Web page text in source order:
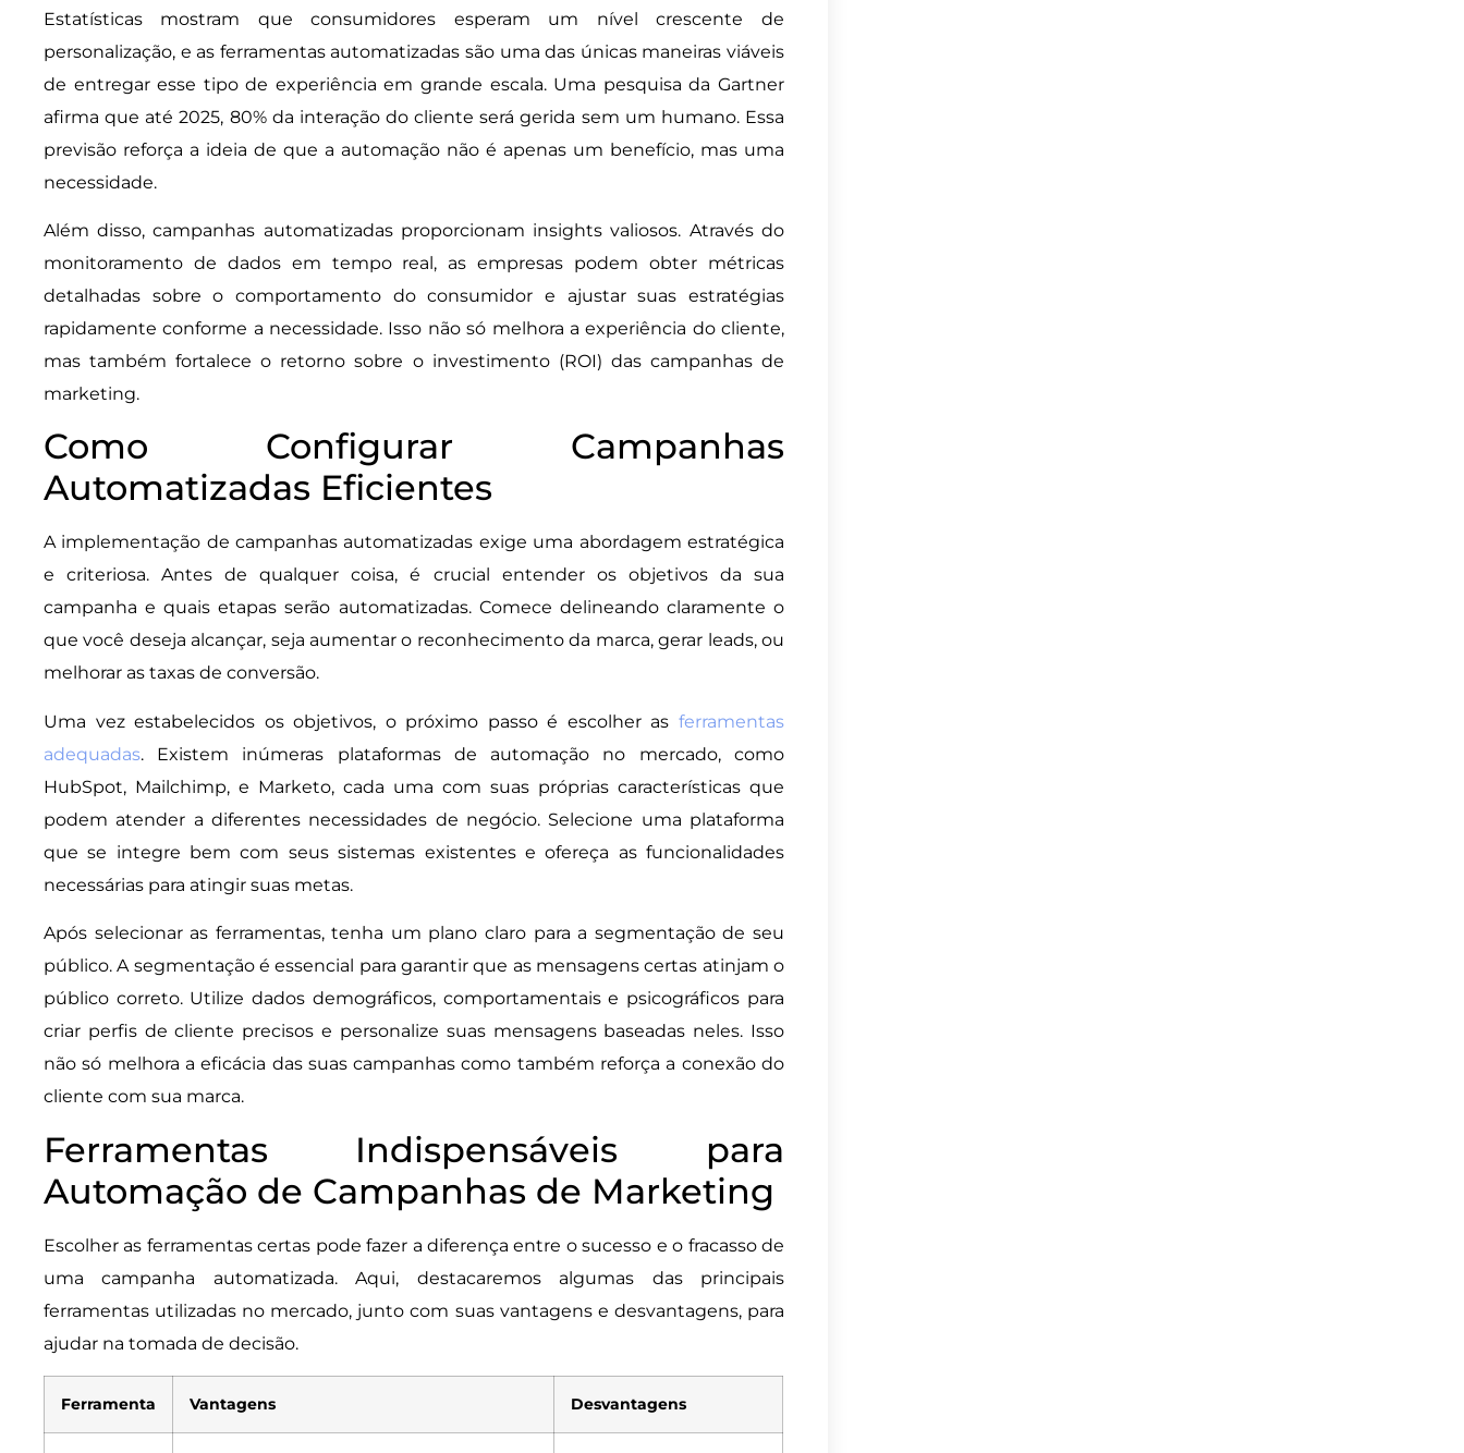
Estatísticas mostram que consumidores esperam um nível crescente de
personalização, e as ferramentas automatizadas são uma das únicas maneiras viáveis
de entregar esse tipo de experiência em grande escala. Uma pesquisa da Gartner
afirma que até 2025, 80% da interação do cliente será gerida sem um humano. Essa
previsão reforça a ideia de que a automação não é apenas um benefício, mas uma
necessidade.
Além disso, campanhas automatizadas proporcionam insights valiosos. Através do
monitoramento de dados em tempo real, as empresas podem obter métricas
detalhadas sobre o comportamento do consumidor e ajustar suas estratégias
rapidamente conforme a necessidade. Isso não só melhora a experiência do cliente,
mas também fortalece o retorno sobre o investimento (ROI) das campanhas de
marketing.
Como Configurar Campanhas
Automatizadas Eficientes
A implementação de campanhas automatizadas exige uma abordagem estratégica
e criteriosa. Antes de qualquer coisa, é crucial entender os objetivos da sua
campanha e quais etapas serão automatizadas. Comece delineando claramente o
que você deseja alcançar, seja aumentar o reconhecimento da marca, gerar leads, ou
melhorar as taxas de conversão.
Uma vez estabelecidos os objetivos, o próximo passo é escolher as ferramentas
adequadas. Existem inúmeras plataformas de automação no mercado, como
HubSpot, Mailchimp, e Marketo, cada uma com suas próprias características que
podem atender a diferentes necessidades de negócio. Selecione uma plataforma
que se integre bem com seus sistemas existentes e ofereça as funcionalidades
necessárias para atingir suas metas.
Após selecionar as ferramentas, tenha um plano claro para a segmentação de seu
público. A segmentação é essencial para garantir que as mensagens certas atinjam o
público correto. Utilize dados demográficos, comportamentais e psicográficos para
criar perfis de cliente precisos e personalize suas mensagens baseadas neles. Isso
não só melhora a eficácia das suas campanhas como também reforça a conexão do
cliente com sua marca.
Ferramentas Indispensáveis para
Automação de Campanhas de Marketing
Escolher as ferramentas certas pode fazer a diferença entre o sucesso e o fracasso de
uma campanha automatizada. Aqui, destacaremos algumas das principais
ferramentas utilizadas no mercado, junto com suas vantagens e desvantagens, para
ajudar na tomada de decisão.
Ferramenta Vantagens Desvantagens